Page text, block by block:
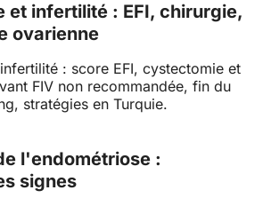
et infertilité : EFI, chirurgie,
ovarienne
: score EFI, cystectomie et
FIV non recommandée, fin du
stratégies en Turquie.
l'endométriose :
signes